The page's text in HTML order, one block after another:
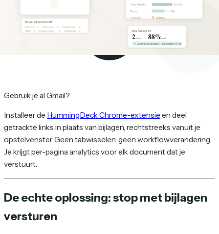
Gebruik je al Gmail?
Installeer de HummingDeck Chrome-extensie en deel
getrackte links in plaats van bijlagen, rechtstreeks vanuit je
opstelvenster. Geen tabwisselen, geen workflowverandering.
Je krijgt per-pagina analytics voor elk document dat je
verstuurt.
De echte oplossing: stop met bijlagen
versturen